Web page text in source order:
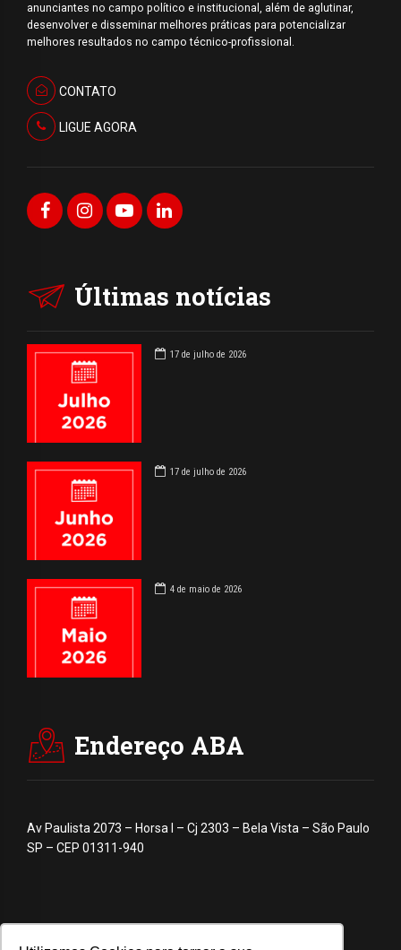
anunciantes no campo político e institucional, além de aglutinar,
desenvolver e disseminar melhores práticas para potencializar
melhores resultados no campo técnico-profissional.
CONTATO
LIGUE AGORA
Últimas notícias
17 de julho de 2026
17 de julho de 2026
4 de maio de 2026
Endereço ABA
Av Paulista 2073 – Horsa I – Cj 2303 – Bela Vista – São Paulo
SP – CEP 01311-940